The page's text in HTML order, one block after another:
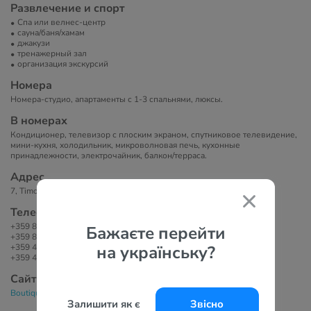
Бажаєте перейти
на українську?
Залишити як є Звісно
Развлечение и спорт
Спа или велнес-центр
сауна/баня/хамам
джакузи
тренажерный зал
организация экскурсий
Номера
Номера-студио, апартаменты с 1-3 спальнями, люксы.
В номерах
Кондиционер, телевизор с плоским экраном, спутниковое телевидение,
мини-кухня, холодильник, микроволновая печь, кухонные
принадлежности, электрочайник, балкон/терраса.
Адрес
7, Timok Str, 8200 Поморие, Болгария
Телефоны
+359 88 966 88 68
+359 889 420 300
+359 44 589 600
+359 44 589 608
Сайт
Boutique Rose Gardens 3*